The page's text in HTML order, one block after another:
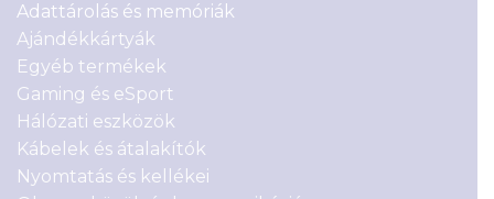
Adattárolás és memóriák
Ajándékkártyák
Egyéb termékek
Gaming és eSport
Hálózati eszközök
Kábelek és átalakítók
Nyomtatás és kellékei